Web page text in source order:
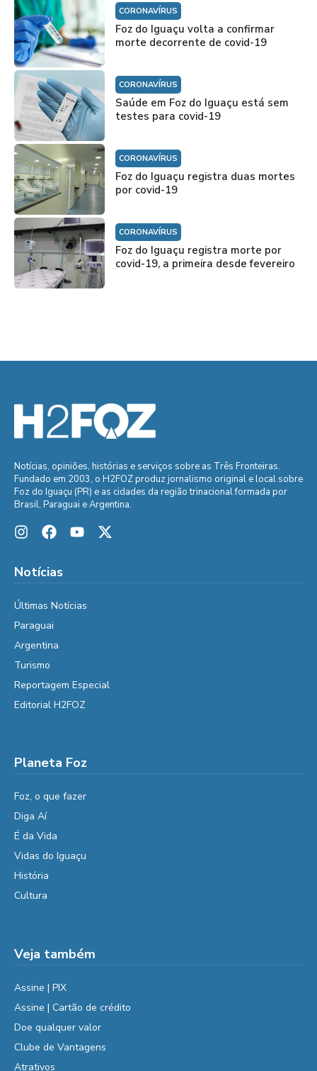
CORONAVÍRUS
Foz do Iguaçu volta a confirmar
morte decorrente de covid-19
CORONAVÍRUS
Saúde em Foz do Iguaçu está sem
testes para covid-19
CORONAVÍRUS
Foz do Iguaçu registra duas mortes
por covid-19
CORONAVÍRUS
Foz do Iguaçu registra morte por
covid-19, a primeira desde fevereiro
Notícias, opiniões, histórias e serviços sobre as Três Fronteiras.
Fundado em 2003, o H2FOZ produz jornalismo original e local sobre
Foz do Iguaçu (PR) e as cidades da região trinacional formada por
Brasil, Paraguai e Argentina.
Notícias
Últimas Notícias
Paraguai
Argentina
Turismo
Reportagem Especial
Editorial H2FOZ
Planeta Foz
Foz, o que fazer
Diga Aí
É da Vida
Vidas do Iguaçu
História
Cultura
Veja também
Assine | PIX
Assine | Cartão de crédito
Doe qualquer valor
Clube de Vantagens
Atrativos